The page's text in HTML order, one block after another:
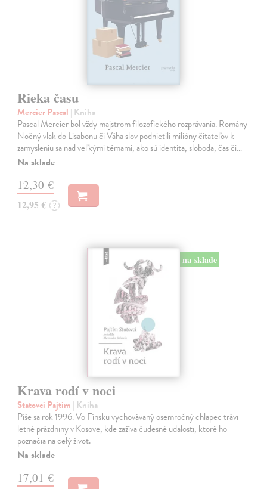
Rieka času
Mercier Pascal | Kniha
Pascal Mercier bol vždy majstrom filozofického rozprávania. Romány
Nočný vlak do Lisabonu či Váha slov podnietili milióny čitateľov k
zamysleniu sa nad veľkými témami, ako sú identita, sloboda, čas či…
Na sklade
12,30 €
12,95 € ?
na sklade
Krava rodí v noci
Statovci Pajtim | Kniha
Píše sa rok 1996. Vo Fínsku vychovávaný osemročný chlapec trávi
letné prázdniny v Kosove, kde zažíva čudesné udalosti, ktoré ho
poznačia na celý život.
Na sklade
17,01 €